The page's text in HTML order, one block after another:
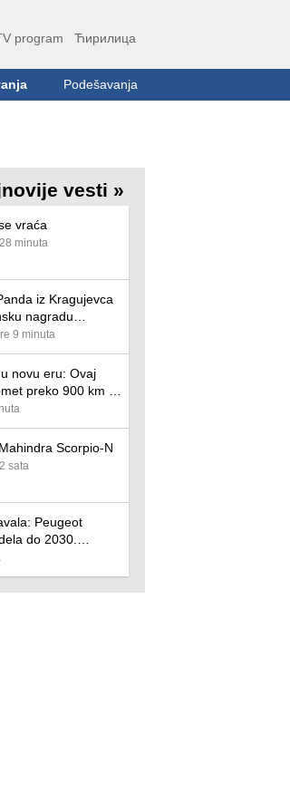
program Ћирилица
Podešavanja
vesti »
vraća
minuta
iz Kragujevca
nagradu
9 minuta
novu eru: Ovaj
preko 900 km i
FOTO
Scorpio-N
sata
Peugeot
do 2030.